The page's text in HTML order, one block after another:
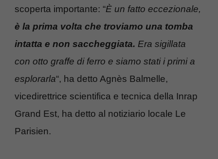
scoperta importante: “È un fatto eccezionale,
è la prima volta che troviamo una tomba
intatta e non saccheggiata. Era sigillata
con otto graffe di ferro e siamo stati i primi a
esplorarla“, ha detto Agnès Balmelle,
vicedirettrice scientifica e tecnica della Inrap
Grand Est, ha detto al notiziario locale Le
Parisien.